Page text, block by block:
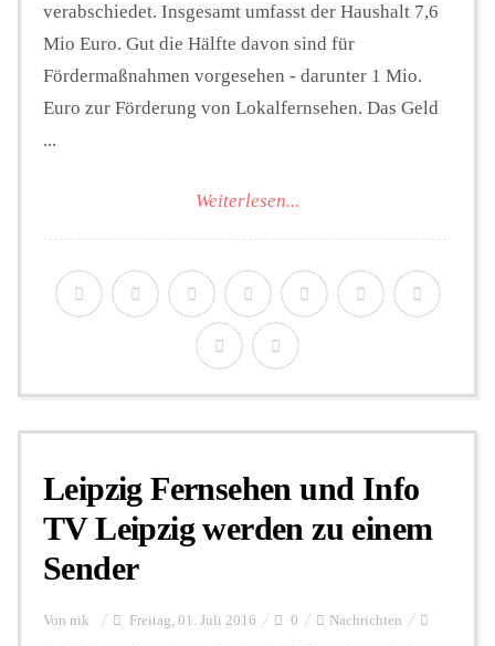
verabschiedet. Insgesamt umfasst der Haushalt 7,6
Mio Euro. Gut die Hälfte davon sind für
Fördermaßnahmen vorgesehen - darunter 1 Mio.
Euro zur Förderung von Lokalfernsehen. Das Geld
...
Weiterlesen...
Leipzig Fernsehen und Info
TV Leipzig werden zu einem
Sender
Von nik Freitag, 01. Juli 2016 0 Nachrichten